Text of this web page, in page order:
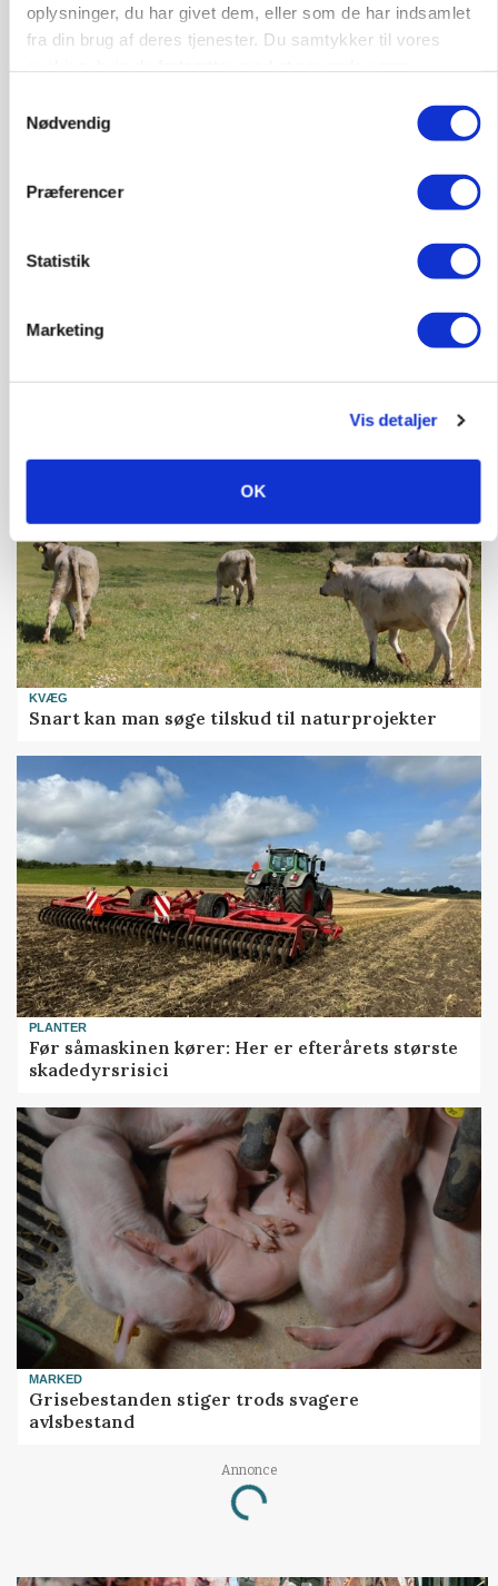
oplysninger, du har givet dem, eller som de har indsamlet
fra din brug af deres tjenester. Du samtykker til vores
Nødvendig
Præferencer
Statistik
Marketing
Vis detaljer
OK
»Nu stopper I«: Landbrugsdebattør og
POLITIK
Folketinget behandler ny gødskningslov: Sådan
Loading...
KVÆG
Snart kan man søge tilskud til naturprojekter
PLANTER
Før såmaskinen kører: Her er efterårets største
skadedyrsrisici
MARKED
Grisebestanden stiger trods svagere
avlsbestand
Annonce
Loading...